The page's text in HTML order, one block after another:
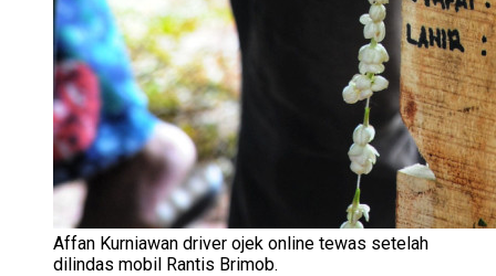
Affan Kurniawan driver ojek online tewas setelah
dilindas mobil Rantis Brimob.